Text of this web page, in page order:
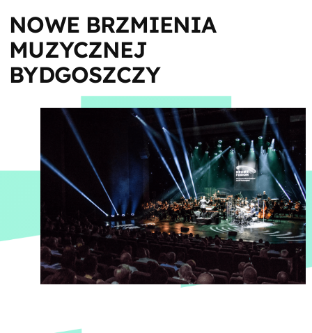
NOWE BRZMIENIA
MUZYCZNEJ
BYDGOSZCZY